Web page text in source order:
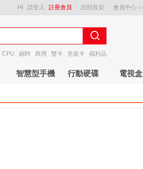
回到首頁 會員中心
Hi 請登入 註冊會員
CPU 縮時 商用 雙卡 充值卡 福利品
智慧型手機 行動硬碟 電視盒